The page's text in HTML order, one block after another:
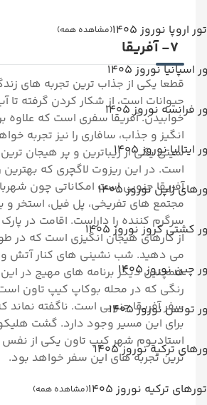
تور اروپا نوروز 1405 (مشاهده همه)
اسپانیا نوروز 1405
فرانسه نوروز 1405
ایتالیا نوروز 1405
ژاپن نوروز 1405
کشتی کروز نوروز 1405
چین نوروز 1405
تونس نوروز 1405
ترکیه نوروز 1405
تورهای ترکیه نوروز 1405 (مشاهده همه)
7- آفریقا
قطعا یکی از جذاب ترین تجربه های
حیوانات است، از شکار کردن گرفته تا
خوابیدن. آفریقا سفری است که علاوه
انگیز و جذاب، سافاری را نیز تجربه
سیتی یکی از زیباترین و پر هیجان
است. در این ریزوت لاگچری که بهترین
آفریقا جنوبی است امکاناتی چون
مجتمع های تفریخی، پل فیل، استخر و
سرگرم کننده را داراست. اقامت در
از کارهای هیجان انگیزی است که در
می دهید. شب نشینی های کنار آتش
همچنین دیگر برنامه های مهیج در
رنگی که در محله بوکاپ کیپ تاون
سفر آفریقا جنوبی است. ناگفته نماند
برای این مسیر وجود دارد. گشت
استادیوم شهر کیپ تاون یکی از نفس
ترین تجربه های این سفر خواهد بود.